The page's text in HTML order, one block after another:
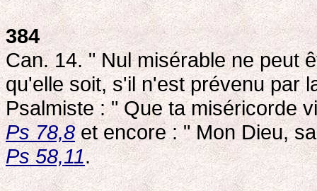
384
Can. 14. " Nul misérable ne peut
qu'elle soit, s'il n'est prévenu par
Psalmiste : " Que ta miséricorde
Ps 78,8et encore : " Mon Dieu,
Ps 58,11.